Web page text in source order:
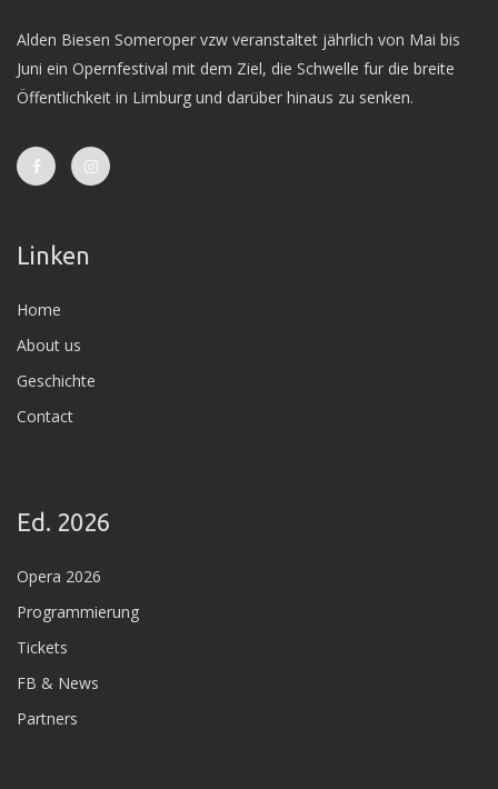
Alden Biesen Someroper vzw veranstaltet jährlich von Mai bis
Juni ein Opernfestival mit dem Ziel, die Schwelle fur die breite
Öffentlichkeit in Limburg und darüber hinaus zu senken.
Linken
Home
About us
Geschichte
Contact
Ed. 2026
Opera 2026
Programmierung
Tickets
FB & News
Partners